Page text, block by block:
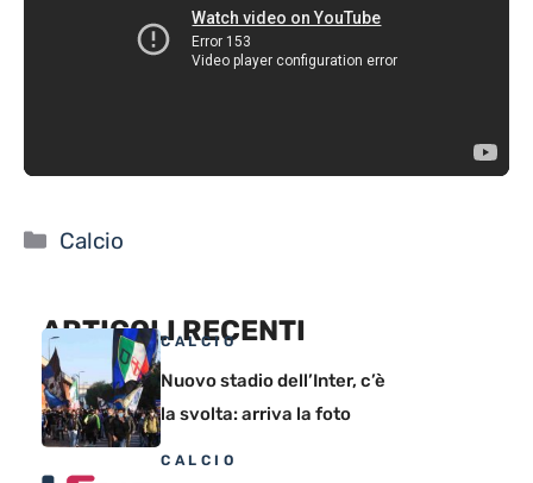
Categorie
Calcio
ARTICOLI RECENTI
CALCIO
Nuovo stadio dell’Inter, c’è
la svolta: arriva la foto
CALCIO